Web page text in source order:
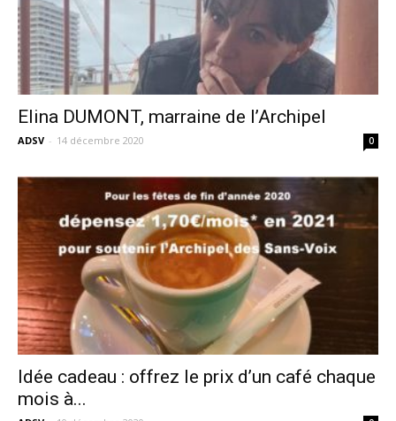
Elina DUMONT, marraine de l’Archipel
ADSV - 14 décembre 2020 0
Idée cadeau : offrez le prix d’un café chaque
mois à...